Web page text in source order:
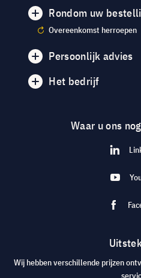
Rondom uw
Overeenkomst herroepen
Persoonlijk advies
Het bedrijf
Waar u ons
Wij hebben verschillende prijzen